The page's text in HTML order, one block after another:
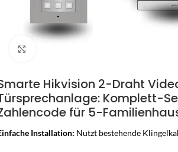
Hikvision 2-Draht
Komplett-
für 5-
Installation: Nutzt bestehende